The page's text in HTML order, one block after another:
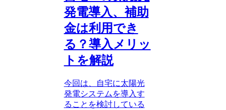
発電導入、補助
金は利用でき
る？導入メリッ
トを解説
今回は、自宅に太陽光
発電システムを導入す
ることを検討している